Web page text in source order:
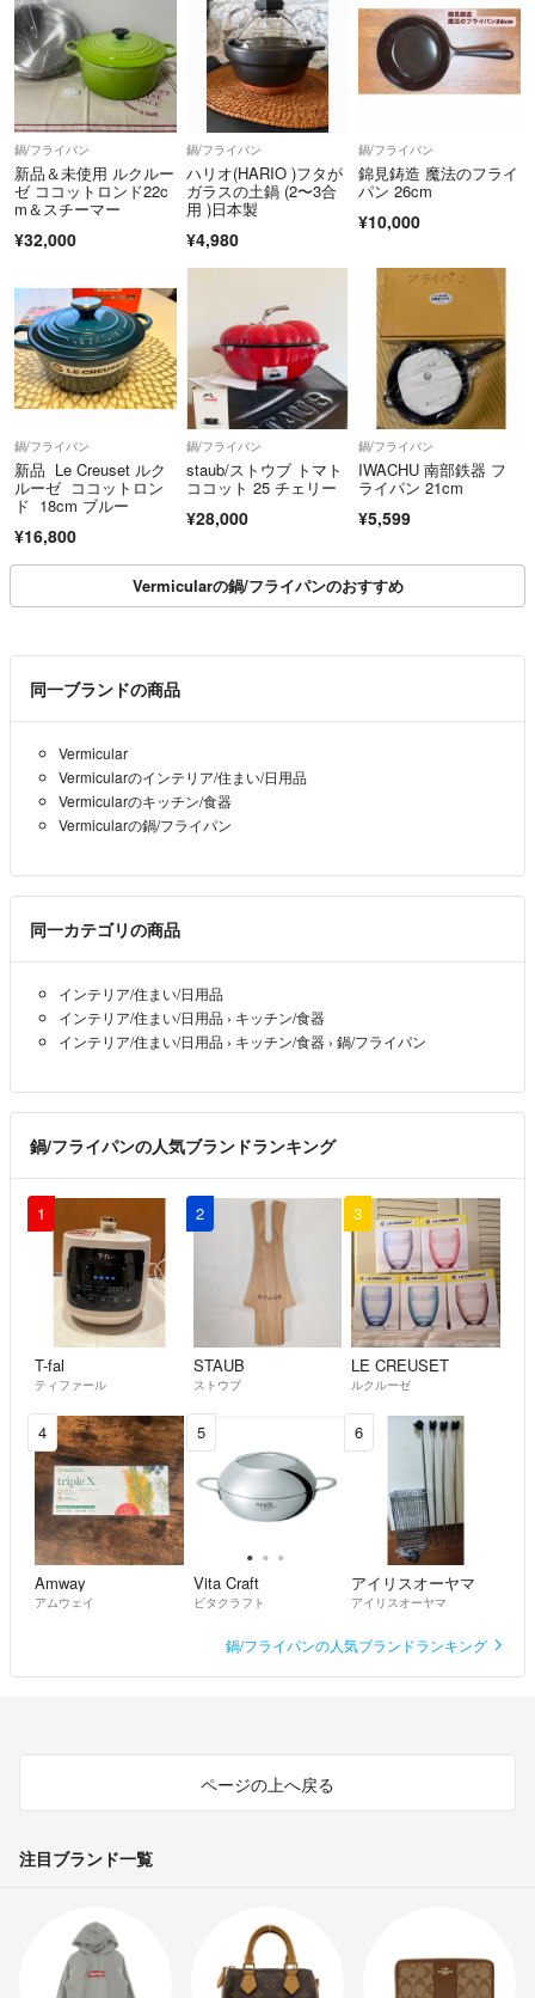
鍋/フライパン
新品＆未使用 ルクルー
ゼ ココットロンド22c
m＆スチーマー
¥32,000
鍋/フライパン
ハリオ(HARIO )フタが
ガラスの土鍋 (2〜3合
用 )日本製
¥4,980
鍋/フライパン
錦見鋳造 魔法のフライ
パン 26cm
¥10,000
鍋/フライパン
新品 Le Creuset ルク
ルーゼ ココットロン
ド 18cm ブルー
¥16,800
鍋/フライパン
staub/ストウブ トマト
ココット 25 チェリー
¥28,000
鍋/フライパン
IWACHU 南部鉄器 フ
ライパン 21cm
¥5,599
Vermicularの鍋/フライパンのおすすめ
同一ブランドの商品
Vermicular
Vermicularのインテリア/住まい/日用品
Vermicularのキッチン/食器
Vermicularの鍋/フライパン
同一カテゴリの商品
インテリア/住まい/日用品
インテリア/住まい/日用品 › キッチン/食器
インテリア/住まい/日用品 › キッチン/食器 › 鍋/フライパン
鍋/フライパンの人気ブランドランキング
1
T-fal
ティファール
2
STAUB
ストウブ
3
LE CREUSET
ルクルーゼ
4
Amway
アムウェイ
5
Vita Craft
ビタクラフト
6
アイリスオーヤマ
アイリスオーヤマ
鍋/フライパンの人気ブランドランキング
ページの上へ戻る
注目ブランド一覧